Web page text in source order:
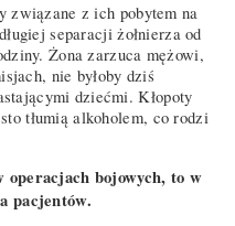
związane z ich pobytem na
separacji żołnierza od
Żona zarzuca mężowi,
nie byłoby dziś
dziećmi. Kłopoty
tłumią alkoholem, co rodzi
operacjach bojowych, to w
pacjentów.